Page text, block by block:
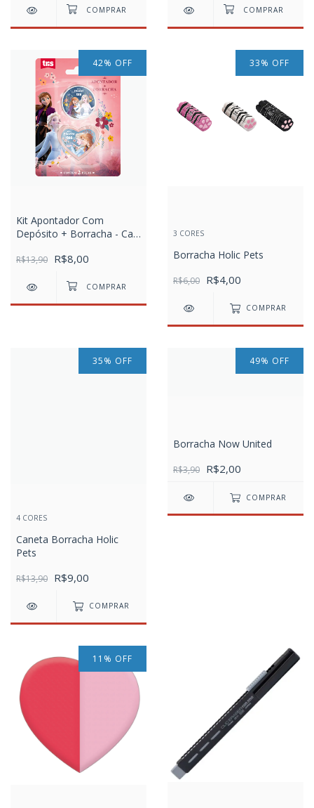
42% OFF
Kit Apontador Com
Depósito + Borracha - Cart
R$13,90 R$8,00
33% OFF
3 CORES
Borracha Holic Pets
R$6,00 R$4,00
COMPRAR
35% OFF
4 CORES
Caneta Borracha Holic
Pets
R$13,90 R$9,00
COMPRAR
49% OFF
Borracha Now United
R$3,90 R$2,00
COMPRAR
11 % OFF